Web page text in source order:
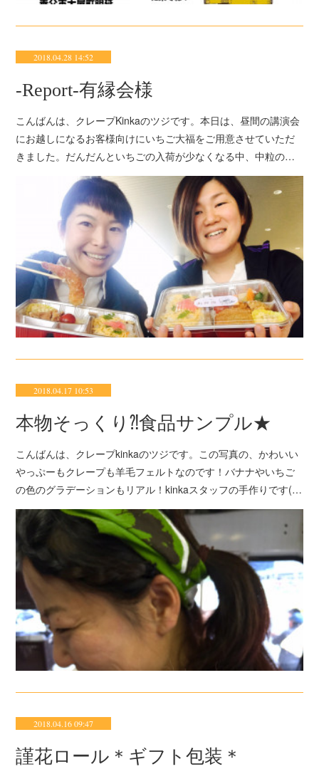
2018.04.28 14:52
‐Report‐有縁会様
こんばんは、クレープKinkaのツジです。本日は、昼間の講演会
にお越しになるお客様向けにいちご大福をご用意させていただ
きました。だんだんといちごの入荷が少なくなる中、中粒の…
2018.04.17 10:53
本物そっくり⁈食品サンプル★
こんばんは、クレープkinkaのツジです。この写真の、かわいい
やっぷーもクレープも羊毛フェルトなのです！バナナやいちご
の色のグラデーションもリアル！kinkaスタッフの手作りです(…
2018.04.16 09:47
謹花ロール＊ギフト包装＊